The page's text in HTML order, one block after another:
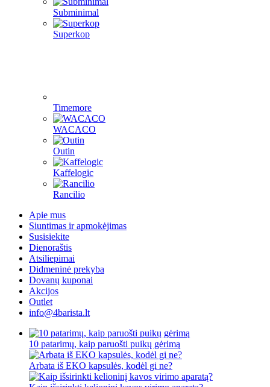
Subminimal
Superkop
Timemore
WACACO
Outin
Kaffelogic
Rancilio
Apie mus
Siuntimas ir apmokėjimas
Susisiekite
Dienoraštis
Atsiliepimai
Didmeninė prekyba
Dovanų kuponai
Akcijos
Outlet
info@4barista.lt
10 patarimų, kaip paruošti puikų gėrimą
Arbata iš EKO kapsulės, kodėl gi ne?